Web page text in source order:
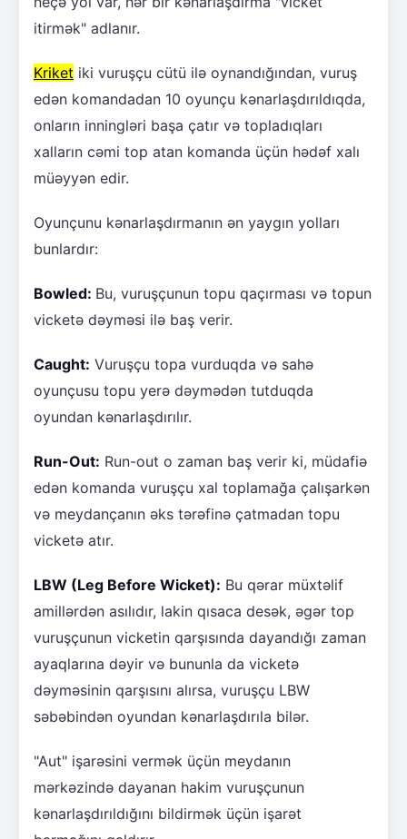
itirmək" adlanır.
Kriket iki vuruşçu cütü ilə oynandığından, vuruş
edən komandadan 10 oyunçu kənarlaşdırıldıqda,
onların inningləri başa çatır və topladıqları
xalların cəmi top atan komanda üçün hədəf xalı
müəyyən edir.
Oyunçunu kənarlaşdırmanın ən yaygın yolları
bunlardır:
Bowled: Bu, vuruşçunun topu qaçırması və topun
vicketə dəyməsi ilə baş verir.
Caught: Vuruşçu topa vurduqda və sahə
oyunçusu topu yerə dəymədən tutduqda
oyundan kənarlaşdırılır.
Run-Out: Run-out o zaman baş verir ki, müdafiə
edən komanda vuruşçu xal toplamağa çalışarkən
və meydançanın əks tərəfinə çatmadan topu
vicketə atır.
LBW (Leg Before Wicket): Bu qərar müxtəlif
amillərdən asılıdır, lakin qısaca desək, əgər top
vuruşçunun vicketin qarşısında dayandığı zaman
ayaqlarına dəyir və bununla da vicketə
dəyməsinin qarşısını alırsa, vuruşçu LBW
səbəbindən oyundan kənarlaşdırıla bilər.
"Aut" işarəsini vermək üçün meydanın
mərkəzində dayanan hakim vuruşçunun
kənarlaşdırıldığını bildirmək üçün işarət